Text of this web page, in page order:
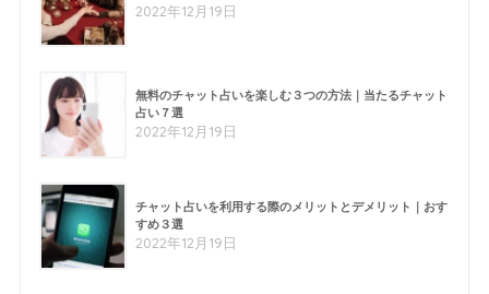
2022年12月19日
無料のチャット占いを楽しむ３つの方法｜当たるチャット
占い７選
2022年12月19日
チャット占いを利用する際のメリットとデメリット｜おす
すめ３選
2022年12月19日